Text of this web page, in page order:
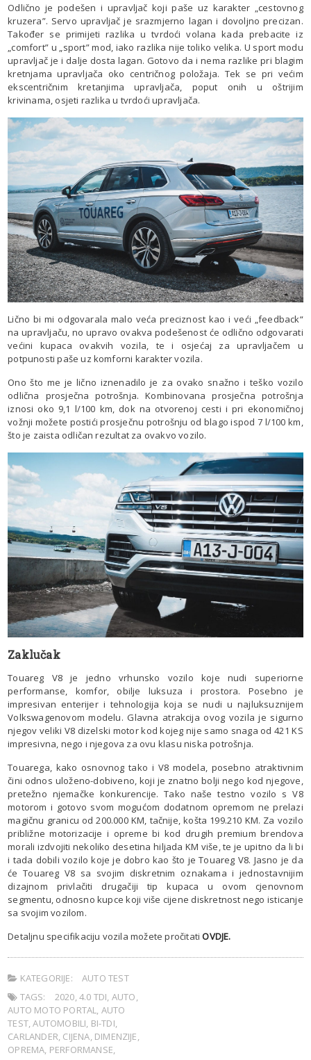
Odlično je podešen i upravljač koji paše uz karakter „cestovnog
kruzera”. Servo upravljač je srazmjerno lagan i dovoljno precizan.
Također se primijeti razlika u tvrdoći volana kada prebacite iz
„comfort” u „sport” mod, iako razlika nije toliko velika. U sport modu
upravljač je i dalje dosta lagan. Gotovo da i nema razlike pri blagim
kretnjama upravljača oko centričnog položaja. Tek se pri većim
ekscentričnim kretanjima upravljača, poput onih u oštrijim
krivinama, osjeti razlika u tvrdoći upravljača.
Lično bi mi odgovarala malo veća preciznost kao i veći „feedback“
na upravljaču, no upravo ovakva podešenost će odlično odgovarati
većini kupaca ovakvih vozila, te i osjećaj za upravljačem u
potpunosti paše uz komforni karakter vozila.
Ono što me je lično iznenadilo je za ovako snažno i teško vozilo
odlična prosječna potrošnja. Kombinovana prosječna potrošnja
iznosi oko 9,1 l/100 km, dok na otvorenoj cesti i pri ekonomičnoj
vožnji možete postići prosječnu potrošnju od blago ispod 7 l/100 km,
što je zaista odličan rezultat za ovakvo vozilo.
Zaklučak
Touareg V8 je jedno vrhunsko vozilo koje nudi superiorne
performanse, komfor, obilje luksuza i prostora. Posebno je
impresivan enterijer i tehnologija koja se nudi u najluksuznijem
Volkswagenovom modelu. Glavna atrakcija ovog vozila je sigurno
njegov veliki V8 dizelski motor kod kojeg nije samo snaga od 421 KS
impresivna, nego i njegova za ovu klasu niska potrošnja.
Touarega, kako osnovnog tako i V8 modela, posebno atraktivnim
čini odnos uloženo-dobiveno, koji je znatno bolji nego kod njegove,
pretežno njemačke konkurencije. Tako naše testno vozilo s V8
motorom i gotovo svom mogućom dodatnom opremom ne prelazi
magičnu granicu od 200.000 KM, tačnije, košta 199.210 KM. Za vozilo
približne motorizacije i opreme bi kod drugih premium brendova
morali izdvojiti nekoliko desetina hiljada KM više, te je upitno da li bi
i tada dobili vozilo koje je dobro kao što je Touareg V8. Jasno je da
će Touareg V8 sa svojim diskretnim oznakama i jednostavnijim
dizajnom privlačiti drugačiji tip kupaca u ovom cjenovnom
segmentu, odnosno kupce koji više cijene diskretnost nego isticanje
sa svojim vozilom.
Detaljnu specifikaciju vozila možete pročitatiOVDJE.
KATEGORIJE:
AUTO TEST
TAGS:
2020,4.0 TDI, AUTO,
AUTO MOTO PORTAL, AUTO
TEST,AUTOMOBILI, BI-TDI,
CARLANDER, CIJENA, DIMENZIJE,
OPREMA, PERFORMANSE,